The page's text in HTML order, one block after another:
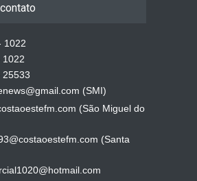
1022
1022
25533
(SMI)
(São Miguel do
(Santa